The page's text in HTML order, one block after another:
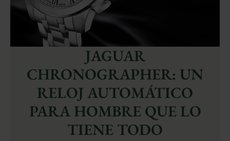
JAGUAR
CHRONOGRAPHER: UN
RELOJ AUTOMÁTICO
PARA HOMBRE QUE LO
TIENE TODO